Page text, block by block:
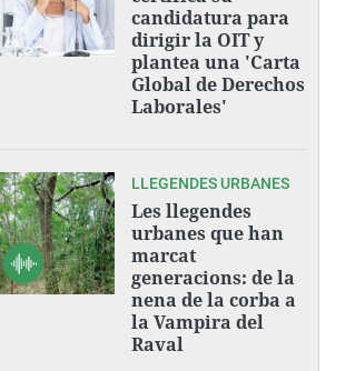
candidatura para
dirigir la OIT y
plantea una 'Carta
Global de Derechos
Laborales'
LLEGENDES URBANES
Les llegendes
urbanes que han
marcat
generacions: de la
nena de la corba a
la Vampira del
Raval